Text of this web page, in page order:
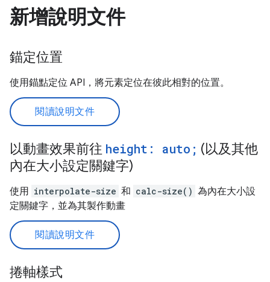
新增說明文件
錨定位置
使用錨點定位 API，將元素定位在彼此相對的位置。
閱讀說明文件
以動畫效果前往 height: auto; (以及其他
內在大小設定關鍵字)
使用 interpolate-size 和 calc-size() 為內在大小設
定關鍵字，並為其製作動畫
閱讀說明文件
捲軸樣式